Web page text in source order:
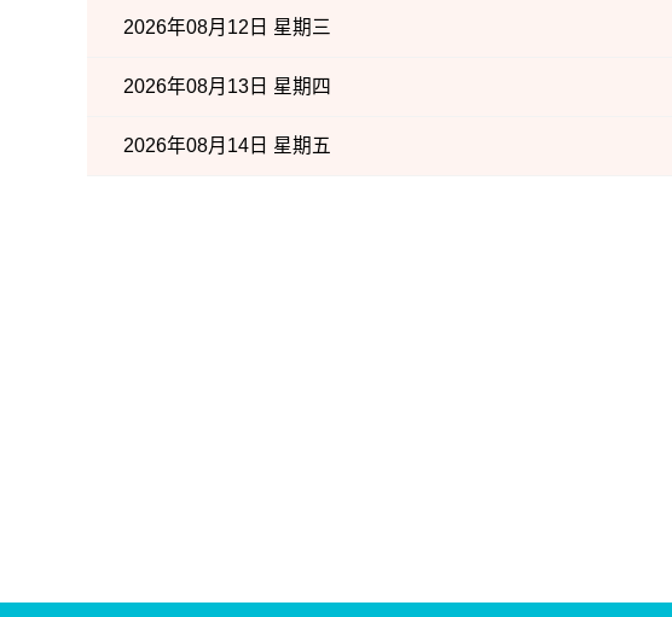
2026年08月12日 星期三
2026年08月13日 星期四
2026年08月14日 星期五